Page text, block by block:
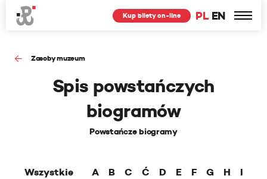
PL EN
Kup bilety on-line
Zasoby muzeum
Spis powstańczych
biogramów
Powstańcze biogramy
Wszystkie A B C Ć D E F G H
I